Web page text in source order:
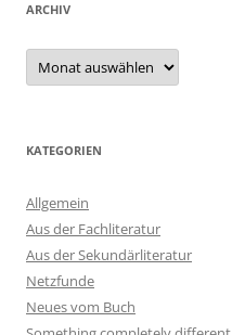
ARCHIV
Archiv
KATEGORIEN
Allgemein
Aus der Fachliteratur
Aus der Sekundärliteratur
Netzfunde
Neues vom Buch